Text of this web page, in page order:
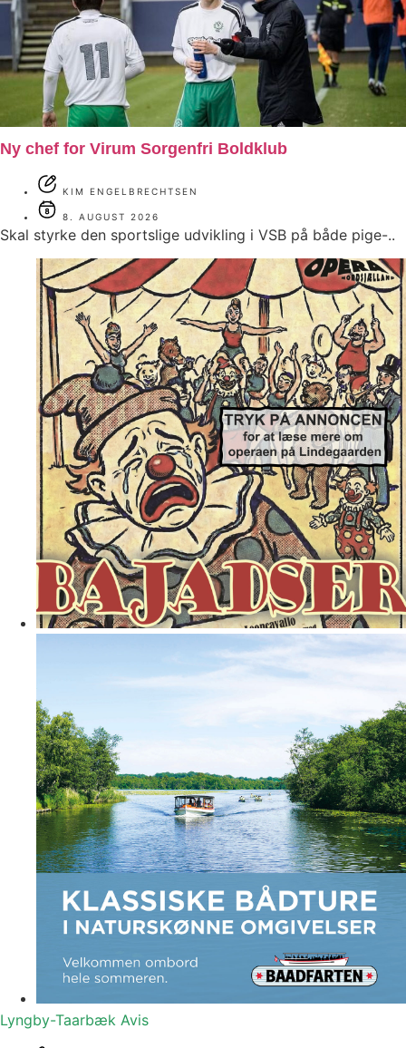
Ny chef for Virum Sorgenfri Boldklub
KIM ENGELBRECHTSEN
8. AUGUST 2026
Skal styrke den sportslige udvikling i VSB på både pige-..
Lyngby-Taarbæk Avis